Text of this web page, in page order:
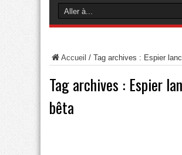
Accueil / Tag archives : Espier
Tag archives : Espier
bêta